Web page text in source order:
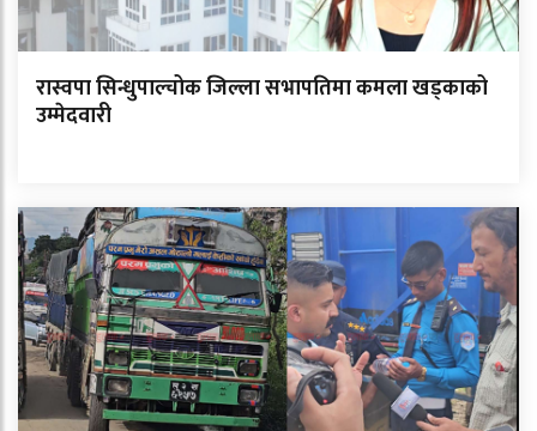
रास्वपा सिन्धुपाल्चोक जिल्ला सभापतिमा कमला खड्काको
उम्मेदवारी